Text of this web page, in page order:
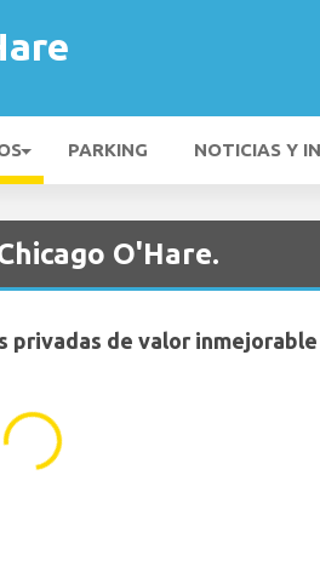
PARKING NOTICIAS Y
O'Hare.
privadas de valor inmejorable